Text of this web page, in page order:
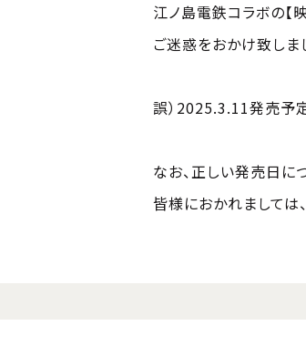
江ノ島電鉄コラボの【
ご迷惑をおかけ致しま
誤）2025.3.11発売予
なお、正しい発売日に
皆様におかれましては